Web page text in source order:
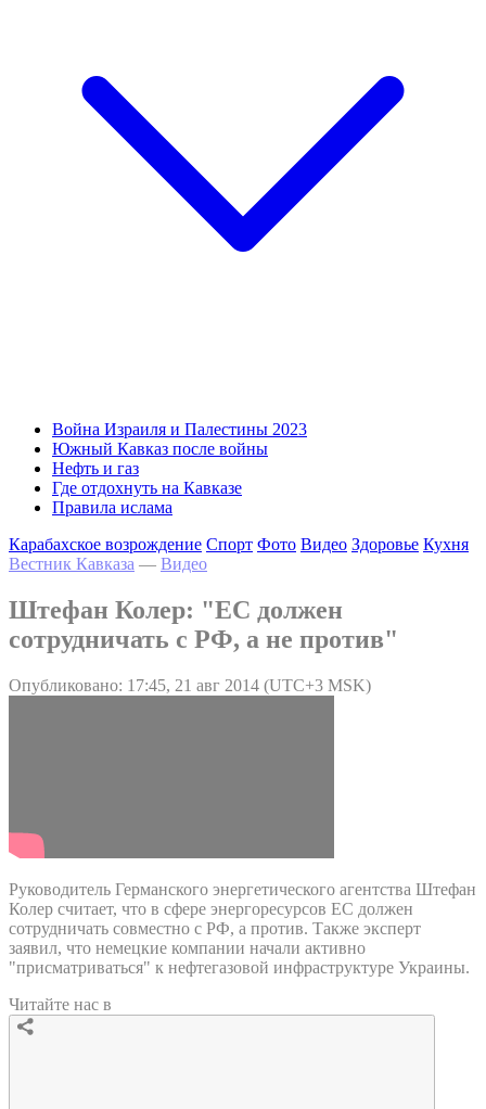
Война Израиля и Палестины 2023
Южный Кавказ после войны
Нефть и газ
Где отдохнуть на Кавказе
Правила ислама
Карабахское возрождение Спорт Фото Видео Здоровье Кухня
Вестник Кавказа — Видео
Штефан Колер: "ЕС должен
сотрудничать с РФ, а не против"
Опубликовано: 17:45, 21 авг 2014 (UTC+3 MSK)
Руководитель Германского энергетического агентства Штефан
Колер считает, что в сфере энергоресурсов ЕС должен
сотрудничать совместно с РФ, а против. Также эксперт
заявил, что немецкие компании начали активно
"присматриваться" к нефтегазовой инфраструктуре Украины.
Читайте нас в